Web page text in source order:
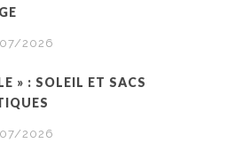
2026
» : SOLEIL ET SACS
2026